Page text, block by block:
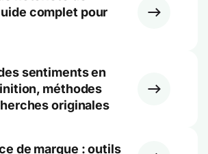
complet pour
sentiments en
méthodes
originales
de marque : outils